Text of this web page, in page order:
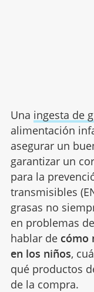
Una ingesta de
alimentación
asegurar un
garantizar un
para la
transmisibles
grasas no
en problemas
hablar de cómo
en los niños,
qué productos
de la compra.